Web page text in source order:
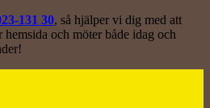
131 30, så hjälper vi dig med att
och möter både idag och